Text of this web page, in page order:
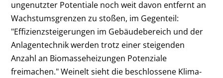
ungenutzter Potentiale noch weit davon entfernt an
Wachstumsgrenzen zu stoßen, im Gegenteil:
"Effizienzsteigerungen im Gebäudebereich und der
Anlagentechnik werden trotz einer steigenden
Anzahl an Biomasseheizungen Potenziale
freimachen." Weinelt sieht die beschlossene Klima-